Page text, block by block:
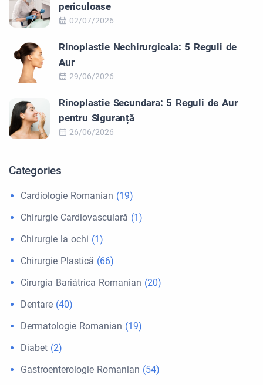
periculoase
02/07/2026
Rinoplastie Nechirurgicala: 5 Reguli de
Aur
29/06/2026
Rinoplastie Secundara: 5 Reguli de Aur
pentru Siguranță
26/06/2026
Categories
Cardiologie Romanian (19)
Chirurgie Cardiovasculară (1)
Chirurgie la ochi (1)
Chirurgie Plastică (66)
Cirurgia Bariátrica Romanian (20)
Dentare (40)
Dermatologie Romanian (19)
Diabet (2)
Gastroenterologie Romanian (54)